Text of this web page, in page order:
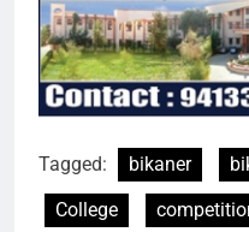
Tagged: bikaner
College